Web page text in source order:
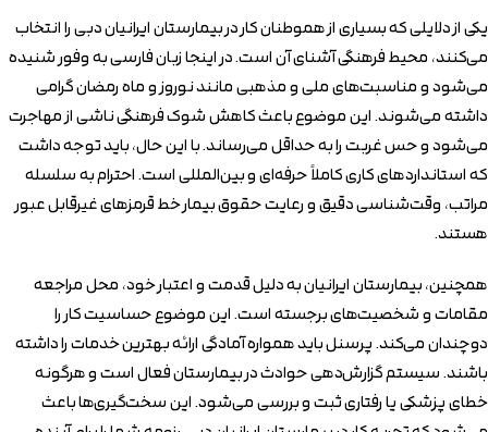
یکی از دلایلی که بسیاری از هموطنان کار در بیمارستان ایرانیان دبی را انتخاب
می‌کنند، محیط فرهنگی آشنای آن است. در اینجا زبان فارسی به وفور شنیده
می‌شود و مناسبت‌های ملی و مذهبی مانند نوروز و ماه رمضان گرامی
داشته می‌شوند. این موضوع باعث کاهش شوک فرهنگی ناشی از مهاجرت
می‌شود و حس غربت را به حداقل می‌رساند. با این حال، باید توجه داشت
که استانداردهای کاری کاملاً حرفه‌ای و بین‌المللی است. احترام به سلسله
مراتب، وقت‌شناسی دقیق و رعایت حقوق بیمار خط قرمزهای غیرقابل عبور
هستند.
همچنین، بیمارستان ایرانیان به دلیل قدمت و اعتبار خود، محل مراجعه
مقامات و شخصیت‌های برجسته است. این موضوع حساسیت کار را
دوچندان می‌کند. پرسنل باید همواره آمادگی ارائه بهترین خدمات را داشته
باشند. سیستم گزارش‌دهی حوادث در بیمارستان فعال است و هرگونه
خطای پزشکی یا رفتاری ثبت و بررسی می‌شود. این سخت‌گیری‌ها باعث